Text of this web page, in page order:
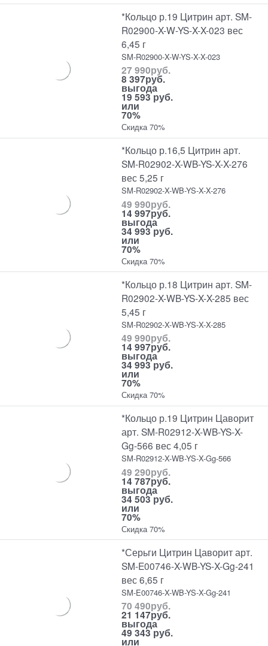
*Кольцо р.19 Цитрин арт. SM-
R02900-X-W-YS-X-X-023 вес
6,45 г
SM-R02900-X-W-YS-X-X-023
27 990руб.
8 397руб.
выгода
19 593 руб.
или
70%
Скидка 70%
*Кольцо р.16,5 Цитрин арт.
SM-R02902-X-WB-YS-X-X-276
вес 5,25 г
SM-R02902-X-WB-YS-X-X-276
49 990руб.
14 997руб.
выгода
34 993 руб.
или
70%
Скидка 70%
*Кольцо р.18 Цитрин арт. SM-
R02902-X-WB-YS-X-X-285 вес
5,45 г
SM-R02902-X-WB-YS-X-X-285
49 990руб.
14 997руб.
выгода
34 993 руб.
или
70%
Скидка 70%
*Кольцо р.19 Цитрин Цаворит
арт. SM-R02912-X-WB-YS-X-
Gg-566 вес 4,05 г
SM-R02912-X-WB-YS-X-Gg-566
49 290руб.
14 787руб.
выгода
34 503 руб.
или
70%
Скидка 70%
*Серьги Цитрин Цаворит арт.
SM-E00746-X-WB-YS-X-Gg-241
вес 6,65 г
SM-E00746-X-WB-YS-X-Gg-241
70 490руб.
21 147руб.
выгода
49 343 руб.
или